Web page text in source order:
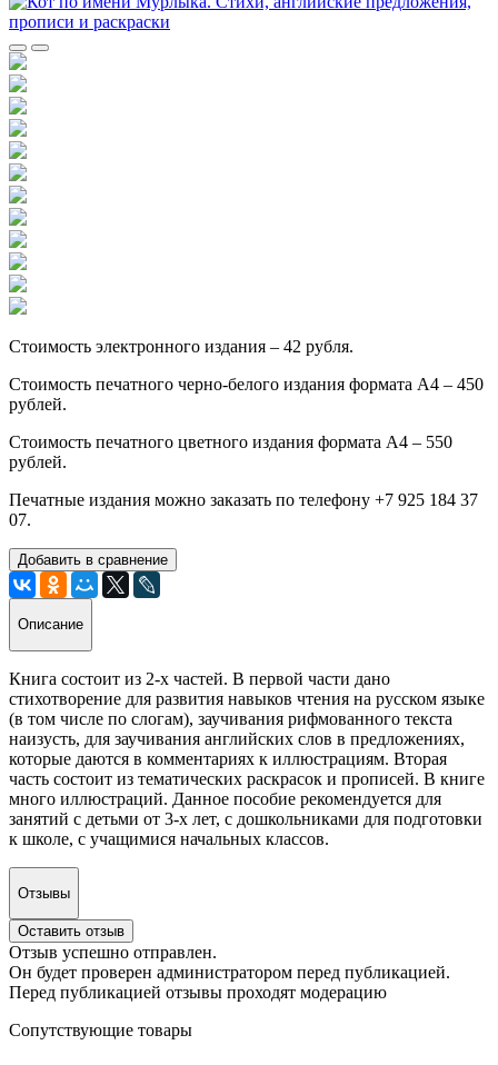
Стоимость электронного издания – 42 рубля.
Стоимость печатного черно-белого издания формата А4 – 450
рублей.
Стоимость печатного цветного издания формата А4 – 550
рублей.
Печатные издания можно заказать по телефону +7 925 184 37
07.
Добавить в сравнение
Описание
Книга состоит из 2-х частей. В первой части дано
стихотворение для развития навыков чтения на русском языке
(в том числе по слогам), заучивания рифмованного текста
наизусть, для заучивания английских слов в предложениях,
которые даются в комментариях к иллюстрациям. Вторая
часть состоит из тематических раскрасок и прописей. В книге
много иллюстраций. Данное пособие рекомендуется для
занятий с детьми от 3-х лет, с дошкольниками для подготовки
к школе, с учащимися начальных классов.
Отзывы
Оставить отзыв
Отзыв успешно отправлен.
Он будет проверен администратором перед публикацией.
Перед публикацией отзывы проходят модерацию
Сопутствующие товары